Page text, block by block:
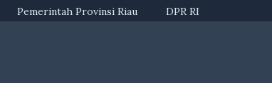
Pemerintah Provinsi Riau DPR RI